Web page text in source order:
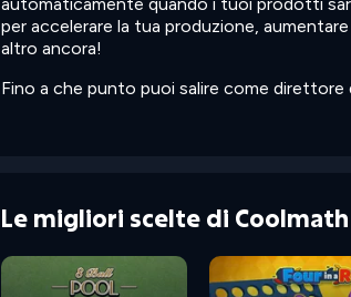
per accelerare la tua produzione,
altro ancora!
Fino a che punto puoi salire come direttore
Le migliori scelte di Coolmath